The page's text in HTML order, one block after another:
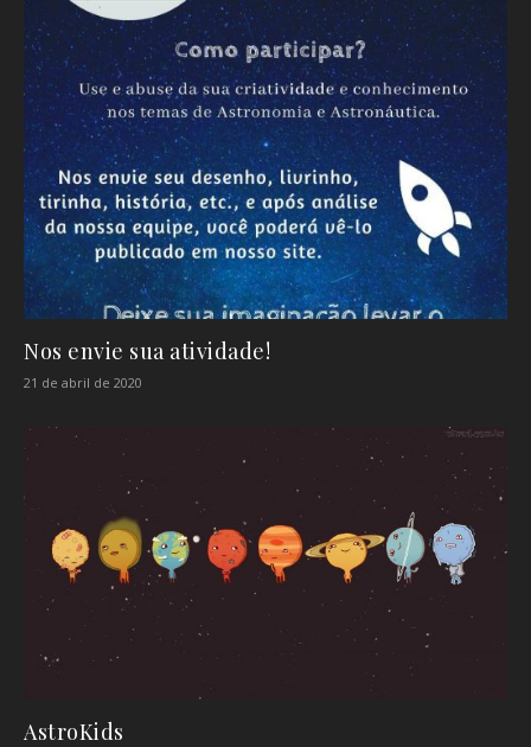
Nos envie sua atividade!
21 de abril de 2020
AstroKids